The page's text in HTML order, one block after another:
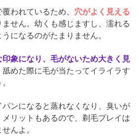
われているため、 穴がよく見える
せん。幼くも感じますし、濡れる
になるのがたまりません。
象になり、毛がないため大きく見
めた際に毛が当たってイライラす
ンになると蒸れなくなり、臭いが
リットもあるので、剃毛プレイは
んよ。